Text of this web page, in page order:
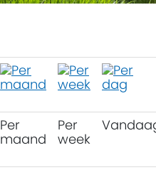
Per
maand
Per
week